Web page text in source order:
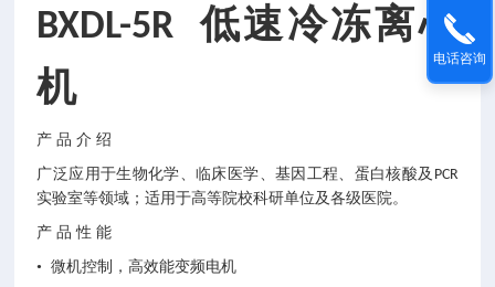
BXDL-5R低速冷冻离心
机
产 品 介 绍
广泛应用于生物化学、临床医学、基因工程、蛋白核酸及 PCR
实验室等领域；适用于高等院校科研单位及各级医院。
产 品 性 能
• 微机控制，高效能变频电机
电话咨询